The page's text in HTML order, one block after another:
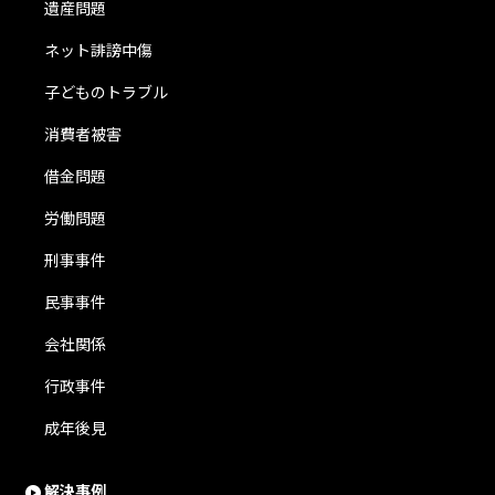
遺産問題
ネット誹謗中傷
子どものトラブル
消費者被害
借金問題
労働問題
刑事事件
民事事件
会社関係
行政事件
成年後見